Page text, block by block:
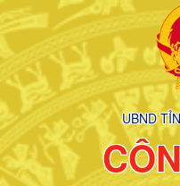
UBND